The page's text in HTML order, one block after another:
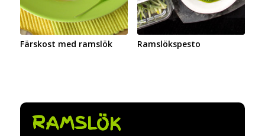
Färskost med ramslök Ramslökspesto
RAMSLÖK